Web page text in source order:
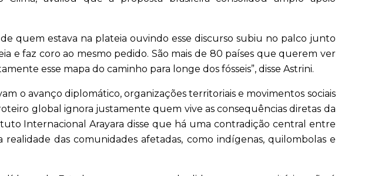
quem estava na plateia ouvindo esse discurso subiu no palco junto
e faz coro ao mesmo pedido. São mais de 80 países que querem ver
esse mapa do caminho para longe dos fósseis”, disse Astrini.
o avanço diplomático, organizações territoriais e movimentos sociais
global ignora justamente quem vive as consequências diretas da
Internacional Arayara disse que há uma contradição central entre
das comunidades afetadas, como indígenas, quilombolas e